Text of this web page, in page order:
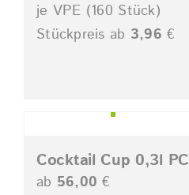
je VPE (160 Stück)
Stückpreis ab 3,96 €
Cocktail Cup 0,3l PC
ab 56,00 €